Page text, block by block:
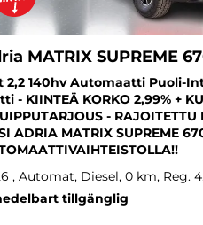
MATRIX SUPREME
2,2 140hv Automaatti Puoli-
- KIINTEÄ KORKO 2,99% +
- RAJOITETTU
ADRIA MATRIX SUPREME
, Automat, Diesel, 0 km, Reg.
tillgänglig